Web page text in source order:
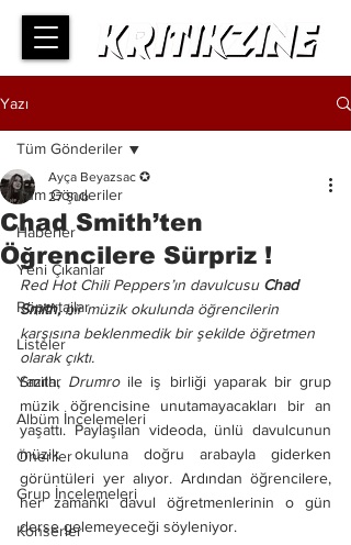
Yazı
Tüm Gönderiler
Haberler
Yeni Çıkanlar
Röportajlar
Listeler
Yazılar
Albüm İncelemeleri
Öneriler
Grup İncelemeleri
Konserler
Tüm Gönderiler
Chad Smith’ten
Öğrencilere Sürpriz !
Ayça Beyazsac ✪
27 Şub
Red Hot Chili Peppers’ın davulcusu Chad
Smith, bir müzik okulunda öğrencilerin
karşısına beklenmedik bir şekilde öğretmen
olarak çıktı.
Smith, Drumro ile iş birliği yaparak bir grup
müzik öğrencisine unutamayacakları bir an
yaşattı. Paylaşılan videoda, ünlü davulcunun
müzik okuluna doğru arabayla giderken
görüntüleri yer alıyor. Ardından öğrencilere,
her zamanki davul öğretmenlerinin o gün
derse gelemeyeceği söyleniyor.